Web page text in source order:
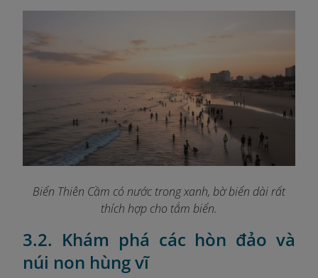
Biển Thiên Cầm có nước trong xanh, bờ biển dài rất
thích hợp cho tắm biển.
3.2. Khám phá các hòn đảo và
núi non hùng vĩ